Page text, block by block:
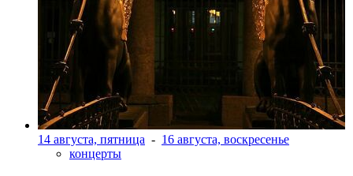
14 августа, пятница - 16 августа, воскресенье
концерты